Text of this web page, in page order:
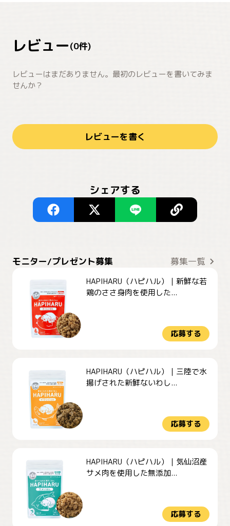
レビュー(0件)
レビューはまだありません。最初のレビューを書いてみま
せんか？
レビューを書く
シェアする
モニター/プレゼント募集 募集一覧
HAPIHARU（ハピハル）｜新鮮な若
鶏のささ身肉を使用した...
応募する
HAPIHARU（ハピハル）｜三陸で水
揚げされた新鮮ないわし...
応募する
HAPIHARU（ハピハル）｜気仙沼産
サメ肉を使用した無添加...
応募する